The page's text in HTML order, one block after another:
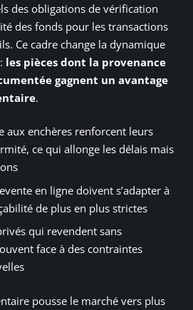
des obligations de vérification
des fonds pour les transactions
Ce cadre change la dynamique
les pièces dont la provenance
gagnent un avantage
.
aux enchères renforcent leurs
ce qui allonge les délais mais
en ligne doivent s’adapter à
de plus en plus strictes
qui revendent sans
face à des contraintes
pousse le marché vers plus